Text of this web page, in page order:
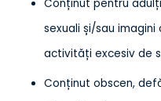
Conținut pentru
sexuali și/sau
activități excesiv de
Conținut obscen,